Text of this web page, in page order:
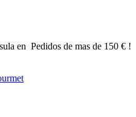
en Pedidos de mas de 150 € !